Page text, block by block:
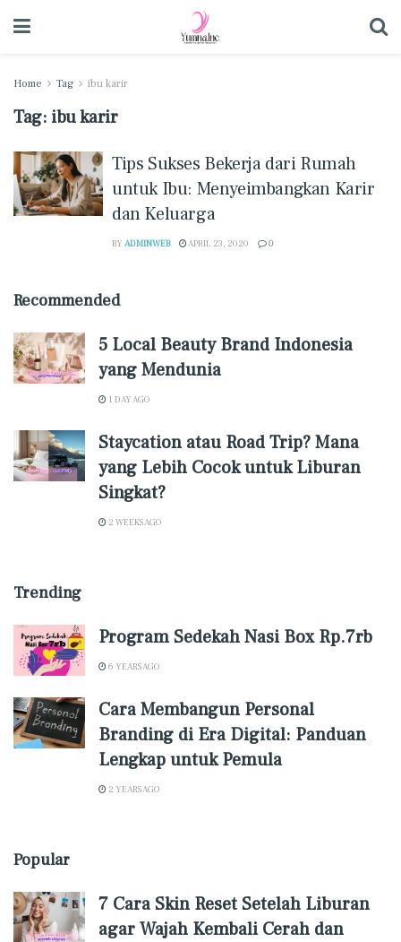
Home Tag ibu karir
Tag: ibu karir
Tips Sukses Bekerja dari Rumah
untuk Ibu: Menyeimbangkan Karir
dan Keluarga
BY ADMINWEB APRIL 23, 2020 0
Recommended
5 Local Beauty Brand Indonesia
yang Mendunia
1 DAY AGO
Staycation atau Road Trip? Mana
yang Lebih Cocok untuk Liburan
Singkat?
2 WEEKS AGO
Trending
Program Sedekah Nasi Box Rp.7rb
6 YEARS AGO
Cara Membangun Personal
Branding di Era Digital: Panduan
Lengkap untuk Pemula
2 YEARS AGO
Popular
7 Cara Skin Reset Setelah Liburan
agar Wajah Kembali Cerah dan